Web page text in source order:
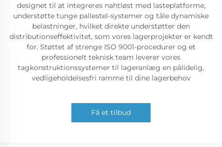
designet til at integreres nahtløst med lasteplatforme,
understøtte tunge pallestel-systemer og tåle dynamiske
belastninger, hvilket direkte understøtter den
distributionseffektivitet, som vores lagerprojekter er kendt
for. Støttet af strenge ISO 9001-procedurer og et
professionelt teknisk team leverer vores
tagkonstruktionssystemer til lageranlæg en pålidelig,
vedligeholdelsesfri ramme til dine lagerbehov
Få et tilbud